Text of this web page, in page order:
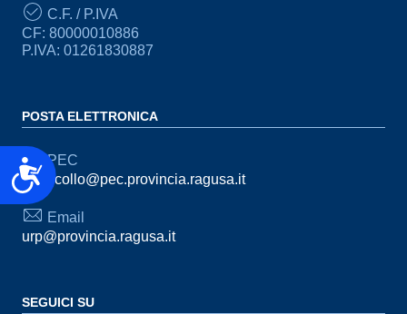
Accessibilità
C.F. / P.IVA
CF: 80000010886
P.IVA: 01261830887
POSTA ELETTRONICA
PEC
protocollo@pec.provincia.ragusa.it
Email
urp@provincia.ragusa.it
SEGUICI SU